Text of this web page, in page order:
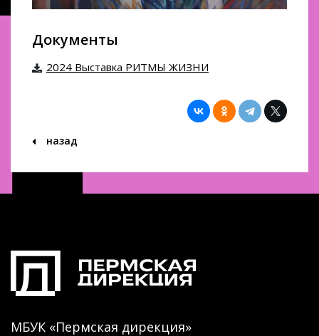
Документы
2024 Выставка РИТМЫ ЖИЗНИ
назад
МБУК «Пермская дирекция»